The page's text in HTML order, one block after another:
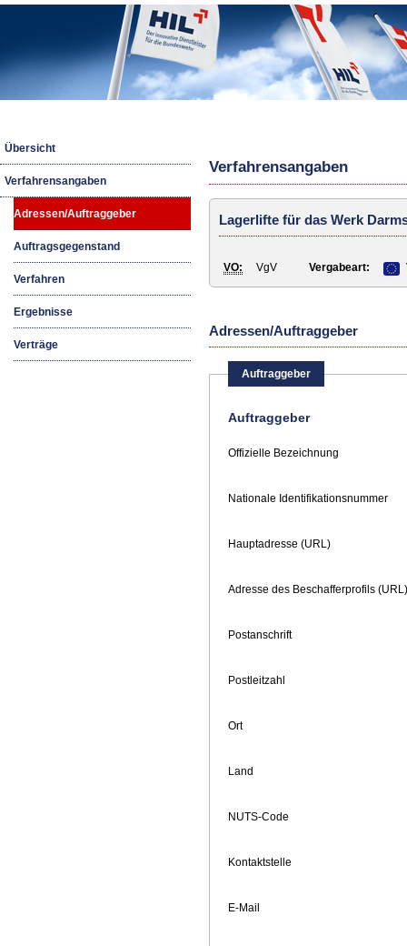
Übersicht
Verfahrensangaben
Adressen/Auftraggeber
Auftragsgegenstand
Verfahren
Ergebnisse
Verträge
Verfahrensangaben
Lagerlifte für das Werk
VO: VgV Vergabeart:
Adressen/Auftraggeber
Auftraggeber
Auftraggeber
Offizielle Bezeichnung
Nationale Identifikationsnummer
Hauptadresse (URL)
Adresse des Beschafferprofils (URL)
Postanschrift
Postleitzahl
Ort
Land
NUTS-Code
Kontaktstelle
E-Mail